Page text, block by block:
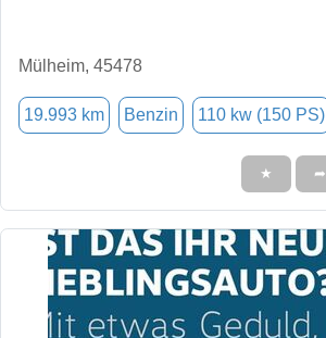
Mülheim, 45478
19.993 km Benzin 110 kw (150 PS)
★ ➦